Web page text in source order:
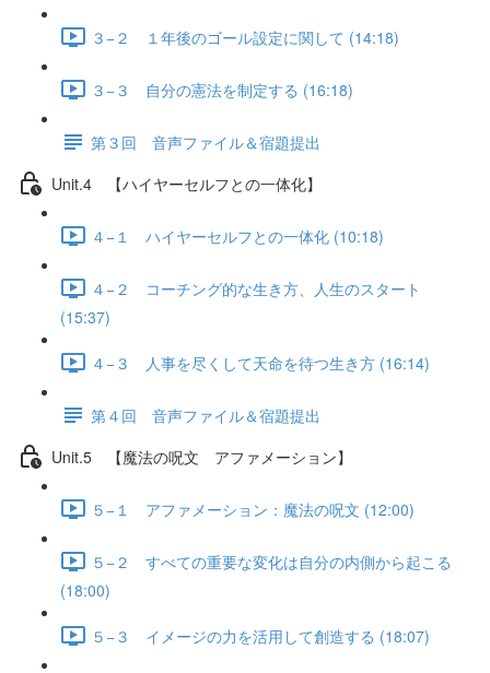
３−２ １年後のゴール設定に関して (14:18)
３−３ 自分の憲法を制定する (16:18)
第３回 音声ファイル＆宿題提出
Unit.4 【ハイヤーセルフとの一体化】
４−１ ハイヤーセルフとの一体化 (10:18)
４−２ コーチング的な生き方、人生のスタート
(15:37)
４−３ 人事を尽くして天命を待つ生き方 (16:14)
第４回 音声ファイル＆宿題提出
Unit.5 【魔法の呪文 アファメーション】
５−１ アファメーション：魔法の呪文 (12:00)
５−２ すべての重要な変化は自分の内側から起こる
(18:00)
５−３ イメージの力を活用して創造する (18:07)